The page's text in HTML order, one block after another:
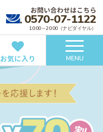
お問い合わせはこちら
0570-07-1122
10:00～20:00（ナビダイヤル）
お気に入り MENU